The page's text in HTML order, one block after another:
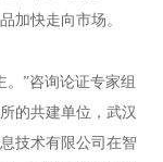
加快走向市场。
”咨询论证专家组
的共建单位，武汉
技术有限公司在智